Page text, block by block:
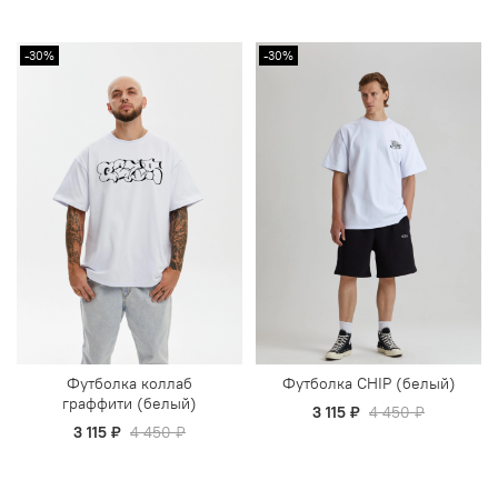
-30%
Футболка коллаб
граффити (белый)
3 115 ₽ 4 450 ₽
-30%
Футболка СHIP (белый)
3 115 ₽ 4 450 ₽